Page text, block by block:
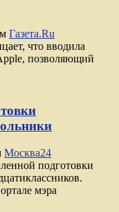
Газета.Ru
что вводила
позволяющий
Москва24
подготовки
мэра